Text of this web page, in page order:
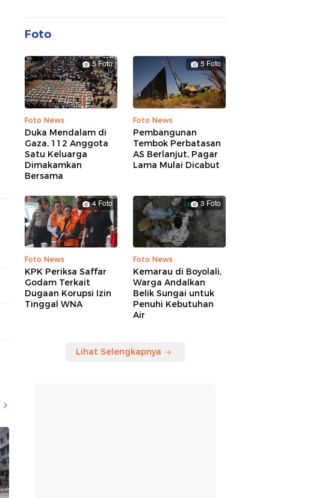
Foto
5 Foto
Foto News
Duka Mendalam di
Gaza, 112 Anggota
Satu Keluarga
Dimakamkan
Bersama
5 Foto
Foto News
Pembangunan
Tembok Perbatasan
AS Berlanjut, Pagar
Lama Mulai Dicabut
4 Foto
Foto News
KPK Periksa Saffar
Godam Terkait
Dugaan Korupsi Izin
Tinggal WNA
3 Foto
Foto News
Kemarau di Boyolali,
Warga Andalkan
Belik Sungai untuk
Penuhi Kebutuhan
Air
Lihat Selengkapnya